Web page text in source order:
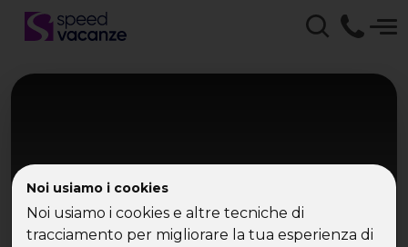
Noi usiamo i cookies
Noi usiamo i cookies e altre tecniche di
tracciamento per migliorare la tua esperienza di